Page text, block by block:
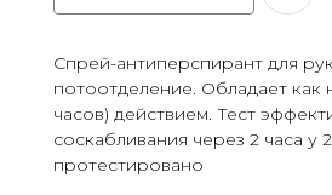
Спрей-антиперспирант для
потоотделение. Обладает
часов) действием. Тест
соскабливания через 2 часа у
протестировано